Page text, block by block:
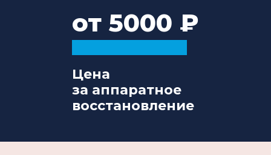
от 5000
Цена
за аппаратное
восстановление